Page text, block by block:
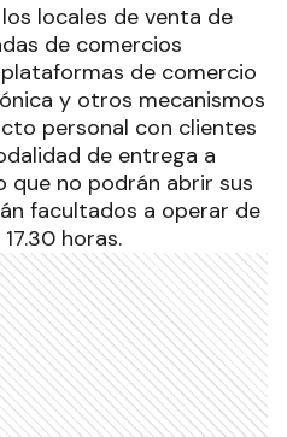
locales de venta de
de comercios
de comercio
y otros mecanismos
personal con clientes
de entrega a
no podrán abrir sus
facultados a operar de
horas.